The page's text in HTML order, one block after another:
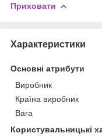
Приховати
Характеристики
Основні атрибути
Виробник
Країна виробник
Вага
Користувальницькі